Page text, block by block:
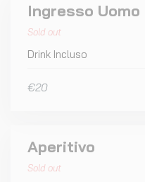
Ingresso Uomo
Sold out
Drink Incluso
€20
Aperitivo
Sold out